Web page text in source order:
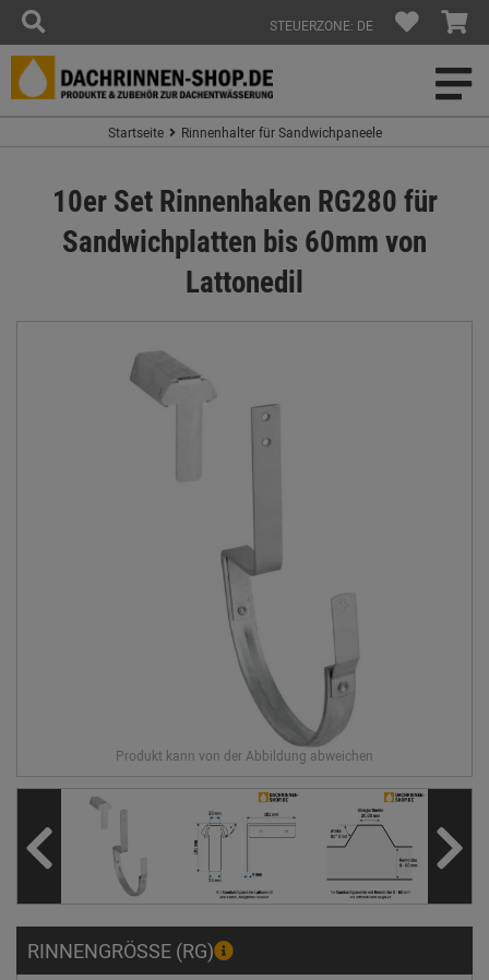
STEUERZONE: DE
Startseite Rinnenhalter für Sandwichpaneele
10er Set Rinnenhaken RG280 für
Sandwichplatten bis 60mm von
Lattonedil
RINNENGRÖSSE (RG)